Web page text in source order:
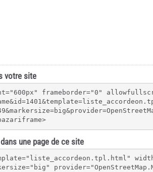
votre site
frameborder="0"
une page de ce site